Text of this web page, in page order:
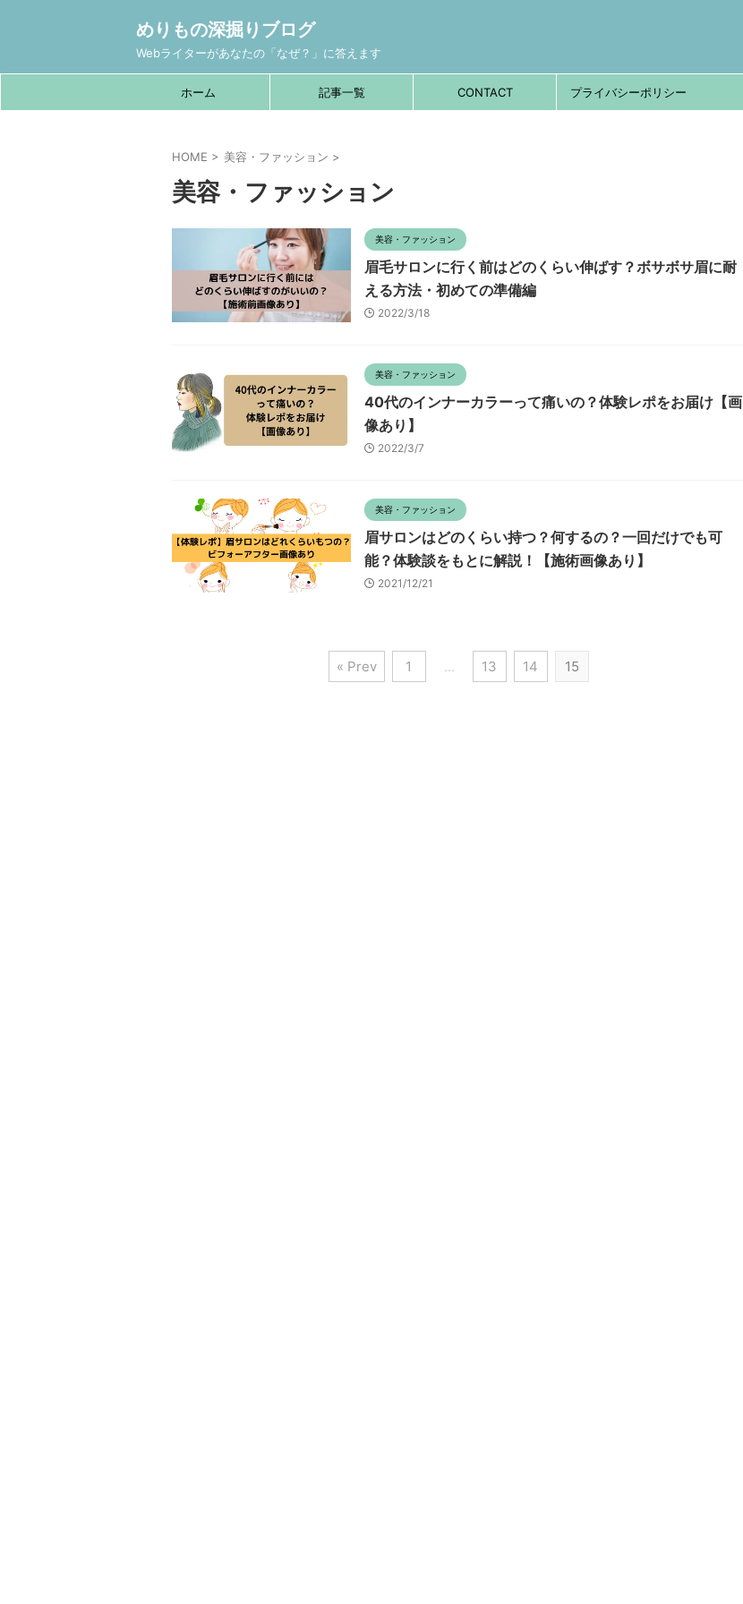
めりもの深掘りブログ
Webライターがあなたの「なぜ？」に答えます
ホーム 記事一覧 CONTACT プライバシーポリシー
HOME > 美容・ファッション >
美容・ファッション
美容・ファッション
眉毛サロンに行く前はどのくらい伸ばす？ボサボサ眉に耐
える方法・初めての準備編
2022/3/18
美容・ファッション
40代のインナーカラーって痛いの？体験レポをお届け【画
像あり】
2022/3/7
美容・ファッション
眉サロンはどのくらい持つ？何するの？一回だけでも可
能？体験談をもとに解説！【施術画像あり】
2021/12/21
« Prev 1 … 13 14 15